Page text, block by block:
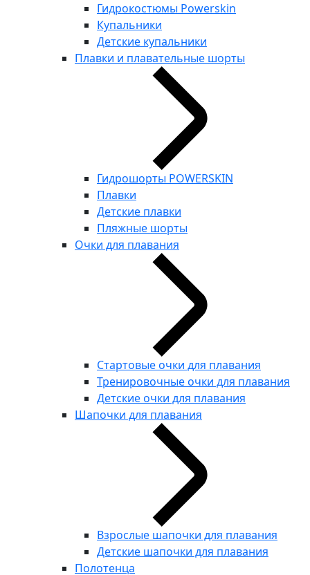
Гидрокостюмы Powerskin
Купальники
Детские купальники
Плавки и плавательные шорты
Гидрошорты POWERSKIN
Плавки
Детские плавки
Пляжные шорты
Очки для плавания
Стартовые очки для плавания
Тренировочные очки для плавания
Детские очки для плавания
Шапочки для плавания
Взрослые шапочки для плавания
Детские шапочки для плавания
Полотенца